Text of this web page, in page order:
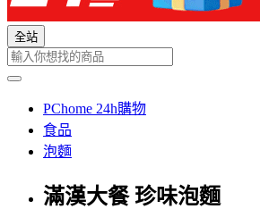
全站
PChome 24h購物
食品
泡麵
滿漢大餐 珍味泡麵